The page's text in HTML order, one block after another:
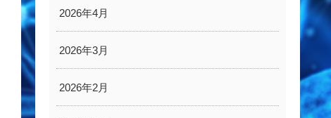
2026年4月
2026年3月
2026年2月